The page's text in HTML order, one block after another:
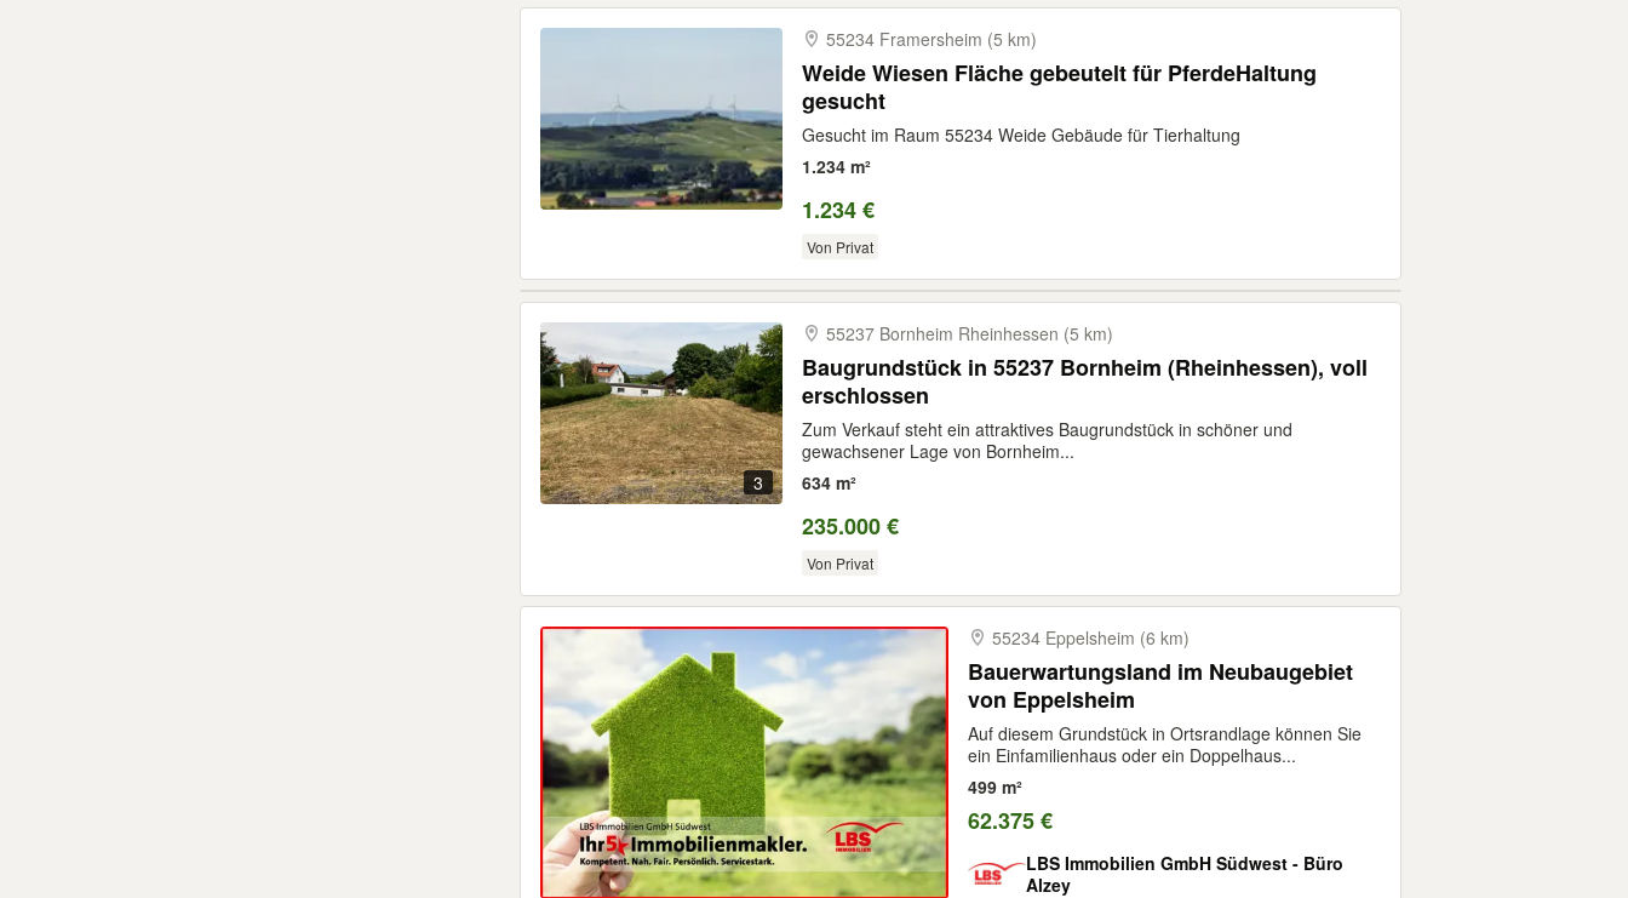
55234 Framersheim (5 km)
Weide Wiesen Fläche gebeutelt für PferdeHaltung
gesucht
Gesucht im Raum 55234 Weide Gebäude für Tierhaltung
1.234 m²
1.234 €
Von Privat
3
55237 Bornheim Rheinhessen (5 km)
Baugrundstück in 55237 Bornheim (Rheinhessen), voll
erschlossen
Zum Verkauf steht ein attraktives Baugrundstück in schöner und
gewachsener Lage von Bornheim...
634 m²
235.000 €
Von Privat
55234 Eppelsheim (6 km)
Bauerwartungsland im Neubaugebiet
von Eppelsheim
Auf diesem Grundstück in Ortsrandlage können Sie
ein Einfamilienhaus oder ein Doppelhaus...
499 m²
62.375 €
LBS Immobilien GmbH Südwest - Büro
Alzey